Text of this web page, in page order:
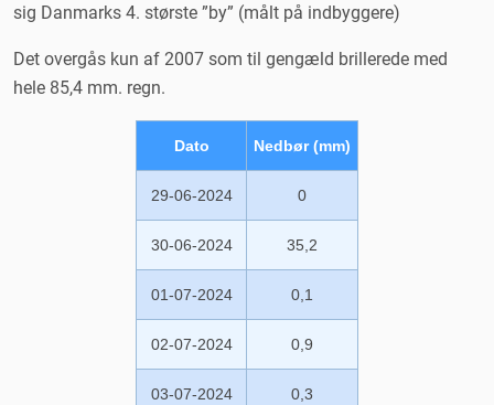
sig Danmarks 4. største ”by” (målt på indbyggere)
Det overgås kun af 2007 som til gengæld brillerede med
hele 85,4 mm. regn.
Dato Nedbør (mm)
29-06-2024 0
30-06-2024 35,2
01-07-2024 0,1
02-07-2024 0,9
03-07-2024 0,3